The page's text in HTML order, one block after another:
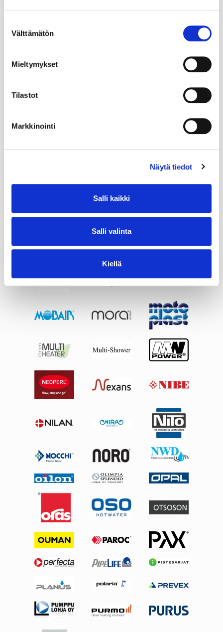
valinta
Välttämätön
Mieltymykset
Tilastot
Markkinointi
Näytä tiedot
Salli kaikki
Salli valinta
Kiellä